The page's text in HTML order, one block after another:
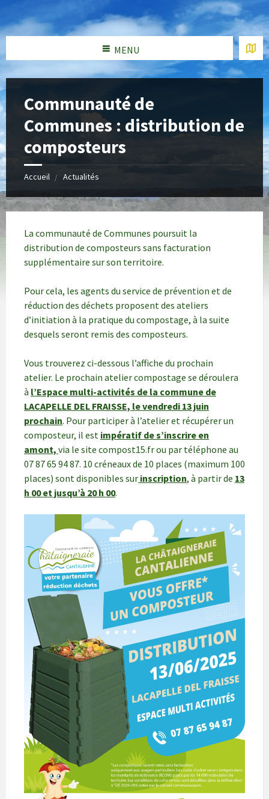
MENU
Communauté de
Communes : distribution de
composteurs
Accueil Actualités
La communauté de Communes poursuit la
distribution de composteurs sans facturation
supplémentaire sur son territoire.
Pour cela, les agents du service de prévention et de
réduction des déchets proposent des ateliers
d’initiation à la pratique du compostage, à la suite
desquels seront remis des composteurs.
Vous trouverez ci-dessous l’affiche du prochain
atelier. Le prochain atelier compostage se déroulera
à l’Espace multi-activités de la commune de
LACAPELLE DEL FRAISSE, le vendredi 13 juin
prochain. Pour participer à l’atelier et récupérer un
composteur, il est impératif de s’inscrire en
amont, via le site compost15.fr ou par téléphone au
07 87 65 94 87. 10 créneaux de 10 places (maximum 100
places) sont disponibles sur inscription, à partir de 13
h 00 et jusqu’à 20 h 00.